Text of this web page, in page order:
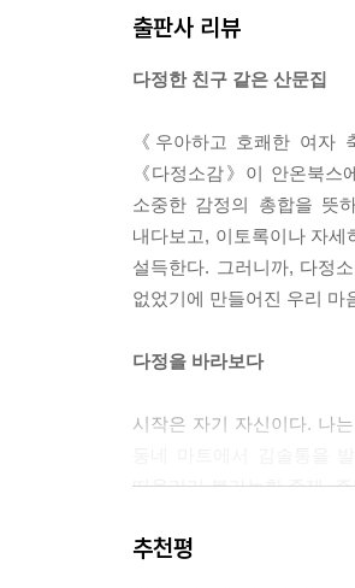
려 인상적인 게 별로 없을
는 두피, 양쪽 눈썹이 똑같
눈빛, 그제야 조금씩 밝아
--- pp.151~152
시작은 뼈였다. 뼈? 사골?
사골을 깨끗이 씻은 후, 20
으로 시작하더니 그것들을
확인하고 자다 말고 확인
출판사 리뷰
다정한 친구 같은 산문집
《우아하고 호쾌한 여
《다정소감》이 안온북스
소중한 감정의 총합을 뜻
내다보고, 이토록이나 자
설득한다. 그러니까, 다정
없었기에 만들어진 우리 마
다정을 바라보다
시작은 자기 자신이다. 나
떠올리기 불가능한 존재.
만나왔고, 스쳐 지나갔으
추천평